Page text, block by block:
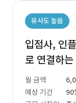
유사도 높음
입점사, 인
로 연결하
월 금액
예상 기간
90